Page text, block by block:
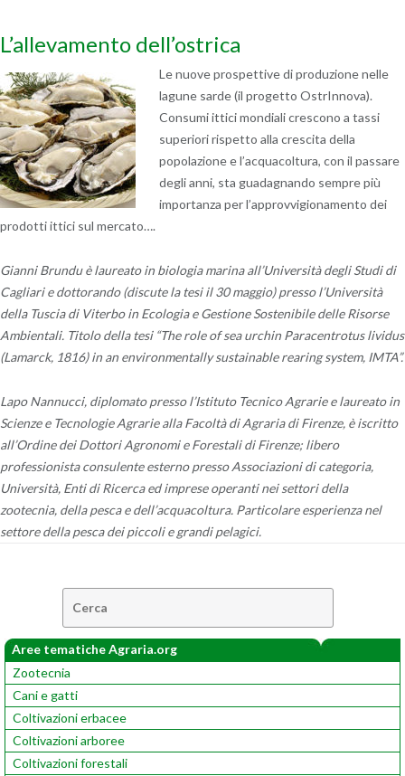
L’allevamento dell’ostrica
Le nuove prospettive di produzione nelle
lagune sarde (il progetto OstrInnova).
Consumi ittici mondiali crescono a tassi
superiori rispetto alla crescita della
popolazione e l’acquacoltura, con il passare
degli anni, sta guadagnando sempre più
importanza per l’approvvigionamento dei
prodotti ittici sul mercato….
Gianni Brundu è laureato in biologia marina all’Università degli Studi di
Cagliari e dottorando (discute la tesi il 30 maggio) presso l’Università
della Tuscia di Viterbo in Ecologia e Gestione Sostenibile delle Risorse
Ambientali. Titolo della tesi “The role of sea urchin Paracentrotus lividus
(Lamarck, 1816) in an environmentally sustainable rearing system, IMTA”.
Lapo Nannucci, diplomato presso l’Istituto Tecnico Agrarie e laureato in
Scienze e Tecnologie Agrarie alla Facoltà di Agraria di Firenze, è iscritto
all’Ordine dei Dottori Agronomi e Forestali di Firenze; libero
professionista consulente esterno presso Associazioni di categoria,
Università, Enti di Ricerca ed imprese operanti nei settori della
zootecnia, della pesca e dell’acquacoltura. Particolare esperienza nel
settore della pesca dei piccoli e grandi pelagici.
Aree tematiche Agraria.org
Zootecnia
Cani e gatti
Coltivazioni erbacee
Coltivazioni arboree
Coltivazioni forestali